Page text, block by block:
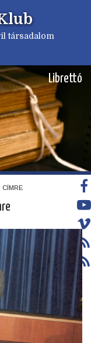
társadalom
Librettó